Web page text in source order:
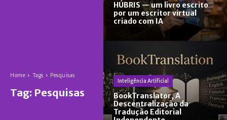
Home Tags Pesquisas
Tag: Pesquisas
HÚBRIS — um livro escrito
por um escritor virtual
criado com IA
Inteligência Artificial
BookTranslator, A
Descentralização da
Tradução Editorial